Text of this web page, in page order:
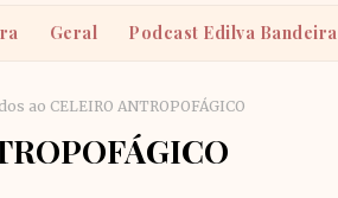
Geral Podcast Edilva Bandeira
ao CELEIRO ANTROPOFÁGICO